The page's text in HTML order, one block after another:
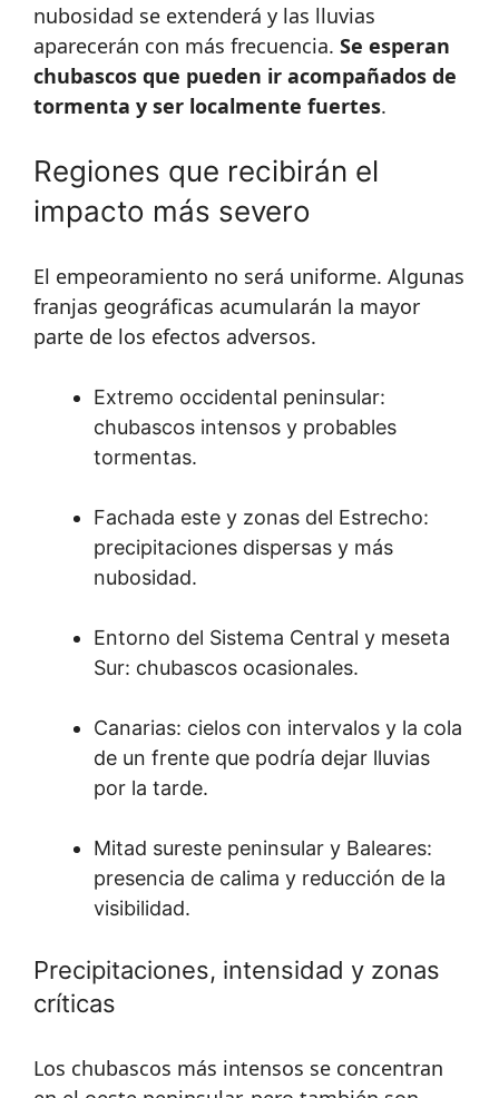
nubosidad se extenderá y las lluvias
aparecerán con más frecuencia. Se esperan
chubascos que pueden ir acompañados de
tormenta y ser localmente fuertes.
Regiones que recibirán el
impacto más severo
El empeoramiento no será uniforme. Algunas
franjas geográficas acumularán la mayor
parte de los efectos adversos.
Extremo occidental peninsular:
chubascos intensos y probables
tormentas.
Fachada este y zonas del Estrecho:
precipitaciones dispersas y más
nubosidad.
Entorno del Sistema Central y meseta
Sur: chubascos ocasionales.
Canarias: cielos con intervalos y la cola
de un frente que podría dejar lluvias
por la tarde.
Mitad sureste peninsular y Baleares:
presencia de calima y reducción de la
visibilidad.
Precipitaciones, intensidad y zonas
críticas
Los chubascos más intensos se concentran